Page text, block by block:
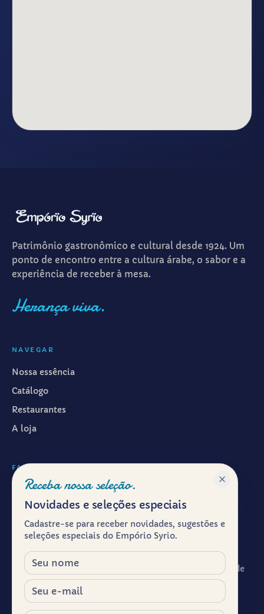
Patrimônio gastronômico e cultural desde 1924. Um
ponto de encontro entre a cultura árabe, o sabor e a
experiência de receber à mesa.
Herança viva.
NAVEGAR
Nossa essência
Catálogo
Restaurantes
A loja
FALAR CONOSCO
WhatsApp ·(11) 99601-7286
Instagram · @emporiosyrio
Facebook · @emporiosyrio
contato@emporiosyrio.com.br
R. Comendador Abdo Schahin, 136 - Centro Histórico de
São Paulo, São Paulo - SP, 01023-050
Segunda a sábado, das 9h às 19h
Receba nossa seleção.
Novidades e seleções especiais
Cadastre-se para receber novidades, sugestões e
seleções especiais do Empório Syrio.
Nome
E-mail